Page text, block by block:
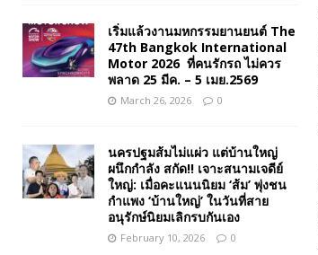
เริ่มแล้วงานมหกรรมยานยนต์ The
47th Bangkok International
Motor 2026 ที่คนรักรถ ไม่ควร
พลาด 25 มีค. – 5 เมย.2569
March 26, 2026 0
นครปฐมส้มไม่แผ่ว แต่บ้านใหญ่
ผนึกกำลัง สกัด!! เจาะสนามเจดีย์
ใหญ่: เมื่อคะแนนนิยม ‘ส้ม’ พุ่งชน
กำแพง ‘บ้านใหญ่’ ในวันที่สาย
อนุรักษ์นิยมเลิกรบกันเอง
February 10, 2026 0